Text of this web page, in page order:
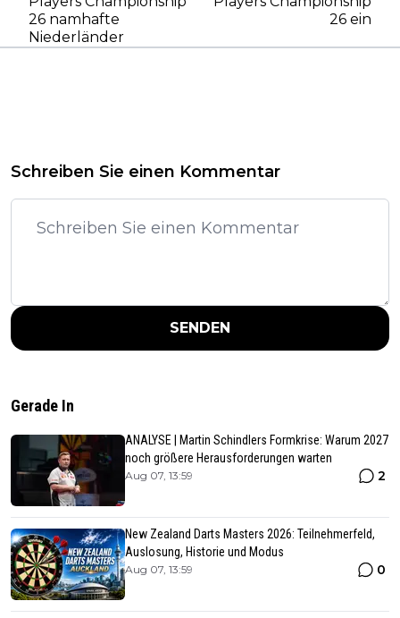
26 namhafte
Niederländer
26 ein
Schreiben Sie einen Kommentar
SENDEN
Gerade In
ANALYSE | Martin Schindlers Formkrise: Warum 2027
noch größere Herausforderungen warten
Aug 07, 13:59 2
New Zealand Darts Masters 2026: Teilnehmerfeld,
Auslosung, Historie und Modus
Aug 07, 13:59 0